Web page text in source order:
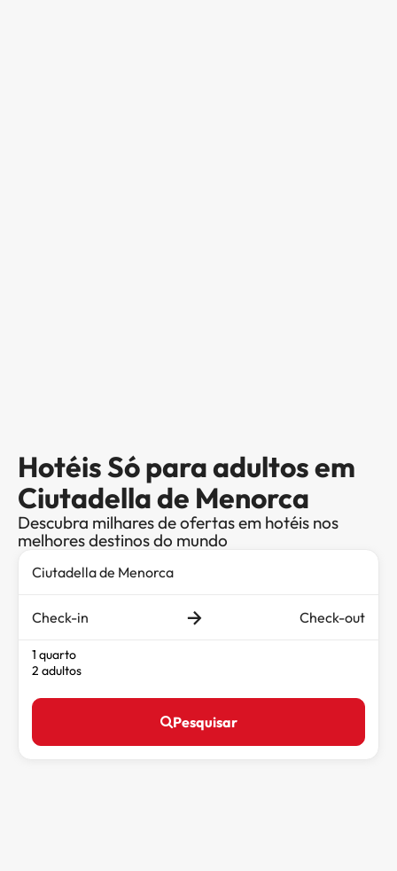
Hotéis Só para adultos em
Ciutadella de Menorca
Descubra milhares de ofertas em hotéis nos
melhores destinos do mundo
Check-in Check-out
1 quarto
2 adultos
Pesquisar